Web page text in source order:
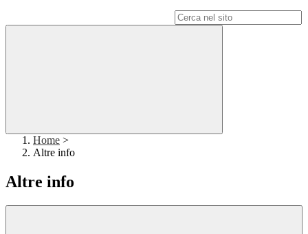
Home >
Altre info
Altre info